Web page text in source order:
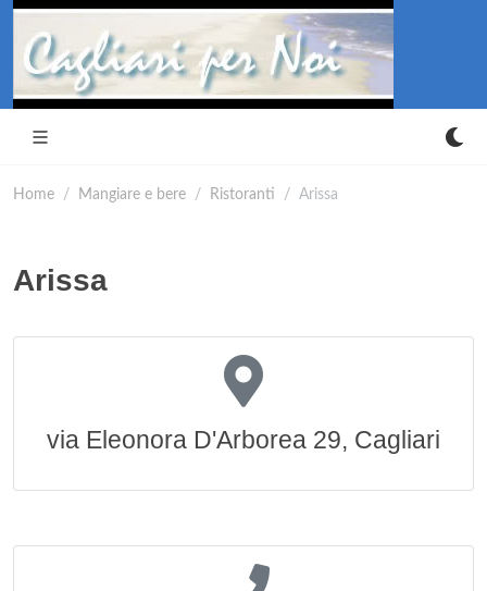
Home Mangiare e bere Ristoranti Arissa
Arissa
via Eleonora D'Arborea 29, Cagliari